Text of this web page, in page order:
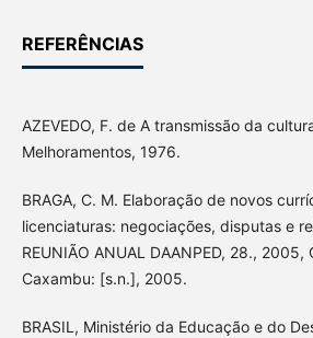
REFERÊNCIAS
AZEVEDO, F. de A transmissão da
Melhoramentos, 1976.
BRAGA, C. M. Elaboração de novos
licenciaturas: negociações, disputas e
REUNIÃO ANUAL DAANPED, 28., 2005,
Caxambu: [s.n.], 2005.
BRASIL, Ministério da Educação e do